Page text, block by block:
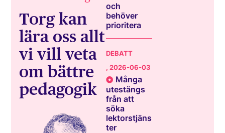
Torg kan
lära oss allt
vi vill veta
om bättre
pedagogik
och
behöver
prioritera
DEBATT
, 2026-06-03
Många
utestängs
från att
söka
lektorstjäns
ter